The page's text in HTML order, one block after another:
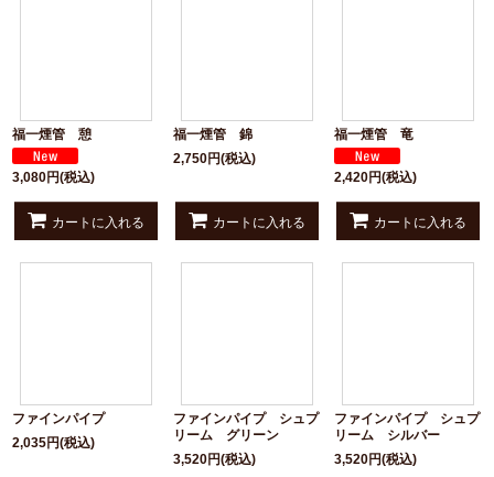
福一煙管 憩
3,080円(税込)
カートに入れる
福一煙管 錦
2,750円(税込)
カートに入れる
福一煙管 竜
2,420円(税込)
カートに入れる
ファインパイプ
2,035円(税込)
ファインパイプ シュプ
リーム グリーン
3,520円(税込)
ファインパイプ シュプ
リーム シルバー
3,520円(税込)